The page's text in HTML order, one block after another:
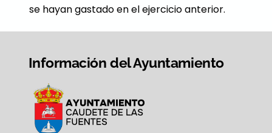
se hayan gastado en el ejercicio anterior.
Información del Ayuntamiento